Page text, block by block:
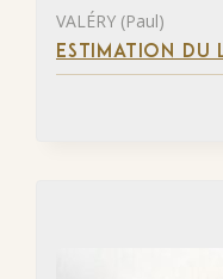
VALÉRY (Paul)
ESTIMATION DU